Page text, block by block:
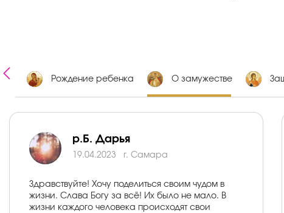
Рождение ребенка О замужестве
р.Б. Дарья
19.04.2023 г. Самара
Здравствуйте! Хочу поделиться своим чудом в
жизни. Слава Богу за всё! Их было не мало. В
жизни каждого человека происходят свои